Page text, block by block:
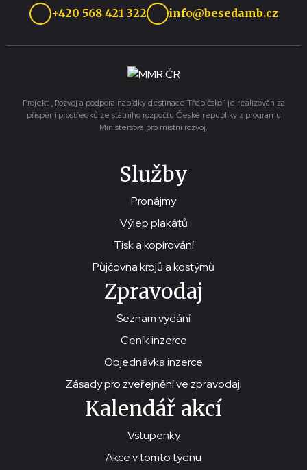
+420 568 421 322 info@besedamb.cz
Projekt „Rozvoj a podpora nabídky destinace Třebíčsko“ je realizován za
přispění prostředků ze státního rozpočtu České republiky z programu
Ministerstva pro místní rozvoj.
Služby
Pronájmy
Výlep plakátů
Tisk a kopírování
Půjčovna krojů a kostýmů
Zpravodaj
Seznam vydání
Ceník inzerce
Objednávka inzerce
Zásady pro zveřejnění ve zpravodaji
Kalendář akcí
Vstupenky
Akce v tomto týdnu